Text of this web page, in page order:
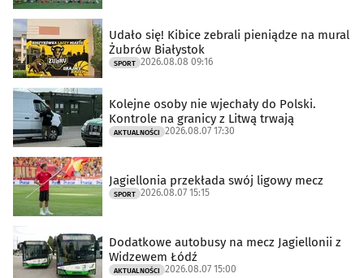
Udało się! Kibice zebrali pieniądze na mural
Żubrów Białystok
SPORT 2026.08.08 09:16
Kolejne osoby nie wjechały do Polski.
Kontrole na granicy z Litwą trwają
AKTUALNOŚCI 2026.08.07 17:30
Jagiellonia przekłada swój ligowy mecz
SPORT 2026.08.07 15:15
Dodatkowe autobusy na mecz Jagiellonii z
Widzewem Łódź
AKTUALNOŚCI 2026.08.07 15:00